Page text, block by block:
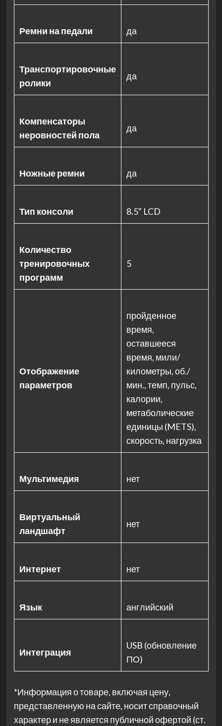
Ремни на педали да
Транспортировочные
ролики
да
Компенсаторы
неровностей пола
да
Ножные ремни да
Тип консоли 8.5" LCD
Количество
тренировочных
программ
5
Отображение
параметров
пройденное
время,
оставшееся
время, мили/
километры, об./
мин., темп, пульс,
калории,
метаболические
единицы (METS),
скорость, нагрузка
Мультимедия нет
Виртуальный
ландшафт
нет
Интернет нет
Язык английский
Интеграция
USB (обновление
ПО)
*Информация о товаре, включая цену,
представленную на сайте, носит справочный
характер и не является публичной офертой (ст.